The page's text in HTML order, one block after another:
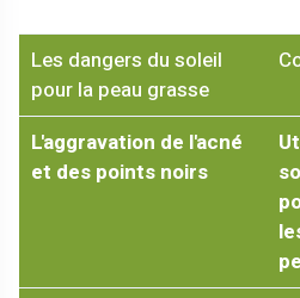
Les dangers du soleil
pour la peau grasse
L'aggravation de l'acné
et des points noirs